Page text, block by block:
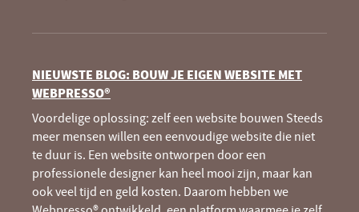
NIEUWSTE BLOG: BOUW JE EIGEN WEBSITE MET
WEBPRESSO®
Voordelige oplossing: zelf een website bouwen Steeds
meer mensen willen een eenvoudige website die niet
te duur is. Een website ontworpen door een
professionele designer kan heel mooi zijn, maar kan
ook veel tijd en geld kosten. Daarom hebben we